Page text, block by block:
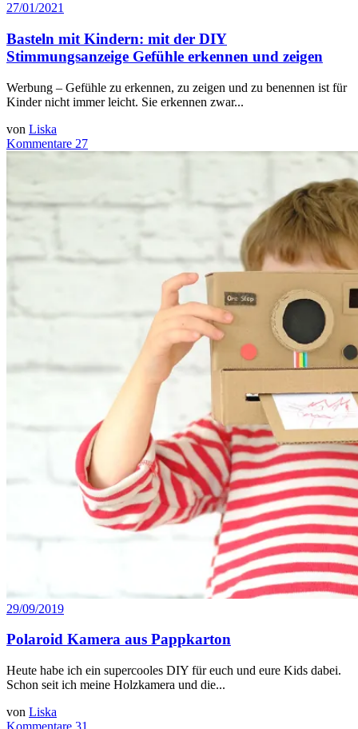
27/01/2021
Basteln mit Kindern: mit der DIY
Stimmungsanzeige Gefühle erkennen und zeigen
Werbung – Gefühle zu erkennen, zu zeigen und zu benennen ist für
Kinder nicht immer leicht. Sie erkennen zwar...
von Liska
Kommentare 27
29/09/2019
Polaroid Kamera aus Pappkarton
Heute habe ich ein supercooles DIY für euch und eure Kids dabei.
Schon seit ich meine Holzkamera und die...
von Liska
Kommentare 31